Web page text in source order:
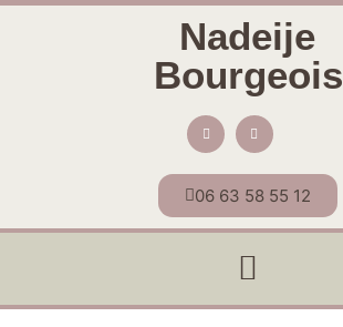
Nadeije
Bourgeois
06 63 58 55 12